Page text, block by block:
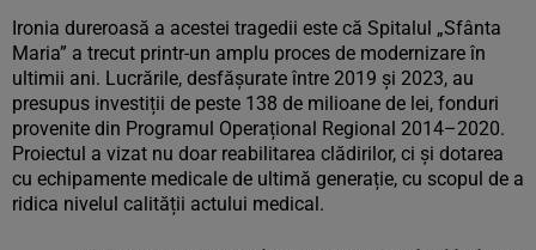
Ironia dureroasă a acestei tragedii este că Spitalul „Sfânta
Maria” a trecut printr-un amplu proces de modernizare în
ultimii ani. Lucrările, desfășurate între 2019 și 2023, au
presupus investiții de peste 138 de milioane de lei, fonduri
provenite din Programul Operațional Regional 2014–2020.
Proiectul a vizat nu doar reabilitarea clădirilor, ci și dotarea
cu echipamente medicale de ultimă generație, cu scopul de a
ridica nivelul calității actului medical.